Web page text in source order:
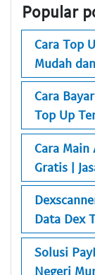
Popular
Cara Top
Mudah
Cara
Top Up
Cara
Gratis |
Data Dex
Solusi
Negeri